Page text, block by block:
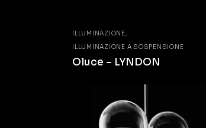
ILLUMINAZIONE
ILLUMINAZIONE A SOSPENSIONE
Oluce – LYNDON